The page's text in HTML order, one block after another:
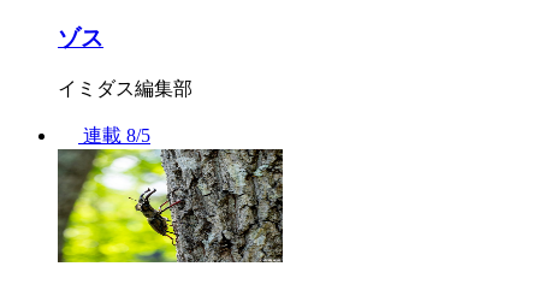
ゾス
イミダス編集部
連載 8/5